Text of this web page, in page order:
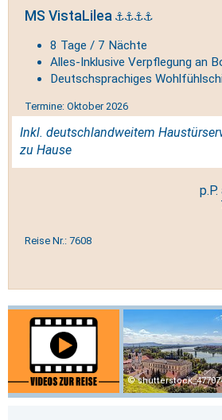
MS VistaLilea
8 Tage / 7 Nächte
Alles-Inklusive Verpflegung an
Deutschsprachiges
Termine: Oktober 2026
Inkl. deutschlandweitem
zu Hause
Reise Nr.: 7608